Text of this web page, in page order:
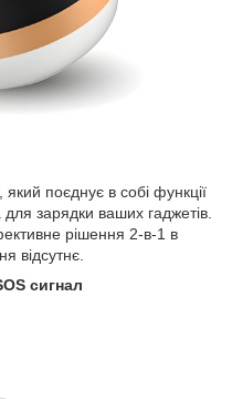
поєднує в собі функції
зарядки ваших гаджетів.
рішення 2-в-1 в
відсутнє.
сигнал